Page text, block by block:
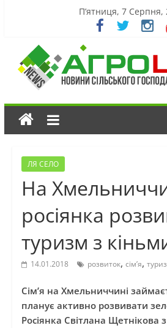
П’ятниця, 7 Серпня,
ЛЯ СЕЛО
На
росіянка
туризм з
14.01.2018 розвиток, сім’я,
Сім’я на Хмельниччині
планує активно розвивати
Росіянка Світлана Щетнікова